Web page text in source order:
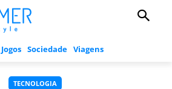
Jogos Sociedade Viagens
TECNOLOGIA